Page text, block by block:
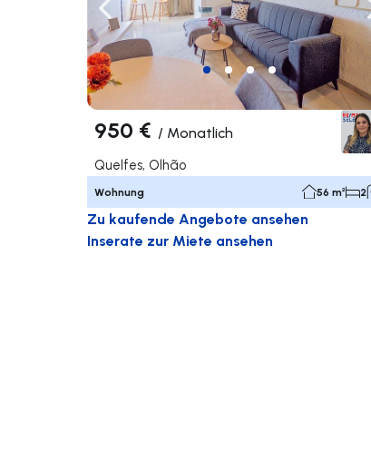
Nach links navigieren
950 € / Monatlich
Quelfes, Olhão
Wohnung 56 m² 2
Zu kaufende Angebote ansehen
Inserate zur Miete ansehen